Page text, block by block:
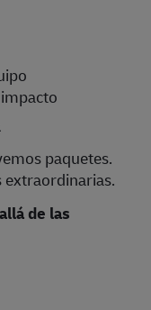
paquetes.
de las